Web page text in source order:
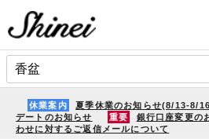
休業案内 夏季休業のお知らせ(8/13-8/
デートのお知らせ
重要 銀行口座変更の
わせに対するご返信メールについて